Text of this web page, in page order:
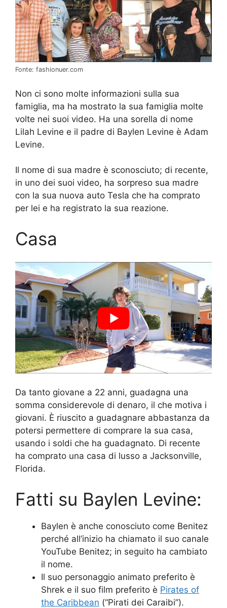
Fonte: fashionuer.com
Non ci sono molte informazioni sulla sua
famiglia, ma ha mostrato la sua famiglia molte
volte nei suoi video. Ha una sorella di nome
Lilah Levine e il padre di Baylen Levine è Adam
Levine.
Il nome di sua madre è sconosciuto; di recente,
in uno dei suoi video, ha sorpreso sua madre
con la sua nuova auto Tesla che ha comprato
per lei e ha registrato la sua reazione.
Casa
Da tanto giovane a 22 anni, guadagna una
somma considerevole di denaro, il che motiva i
giovani. È riuscito a guadagnare abbastanza da
potersi permettere di comprare la sua casa,
usando i soldi che ha guadagnato. Di recente
ha comprato una casa di lusso a Jacksonville,
Florida.
Fatti su Baylen Levine:
Baylen è anche conosciuto come Benitez
perché all’inizio ha chiamato il suo canale
YouTube Benitez; in seguito ha cambiato
il nome.
Il suo personaggio animato preferito è
Shrek e il suo film preferito è Pirates of
the Caribbean (“Pirati dei Caraibi”).